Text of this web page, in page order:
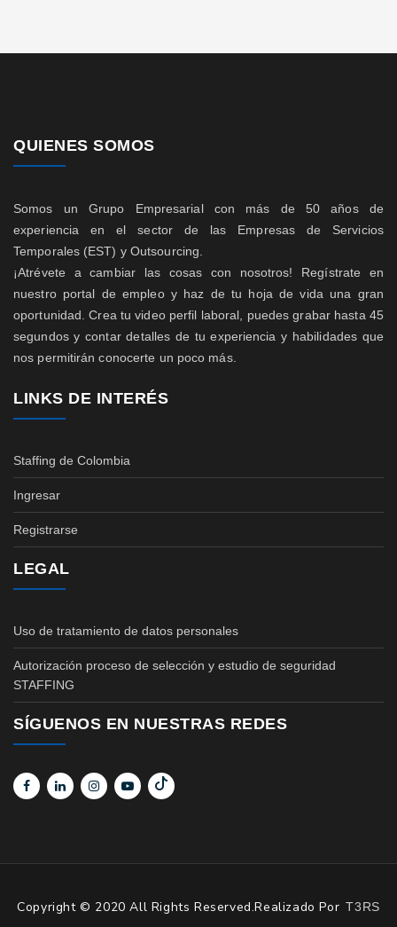
QUIENES SOMOS
Somos un Grupo Empresarial con más de 50 años de
experiencia en el sector de las Empresas de Servicios
Temporales (EST) y Outsourcing.
¡Atrévete a cambiar las cosas con nosotros! Regístrate en
nuestro portal de empleo y haz de tu hoja de vida una gran
oportunidad. Crea tu video perfil laboral, puedes grabar hasta 45
segundos y contar detalles de tu experiencia y habilidades que
nos permitirán conocerte un poco más.
LINKS DE INTERÉS
Staffing de Colombia
Ingresar
Registrarse
LEGAL
Uso de tratamiento de datos personales
Autorización proceso de selección y estudio de seguridad
STAFFING
SÍGUENOS EN NUESTRAS REDES
Copyright © 2020 All Rights Reserved.Realizado Por T3RS